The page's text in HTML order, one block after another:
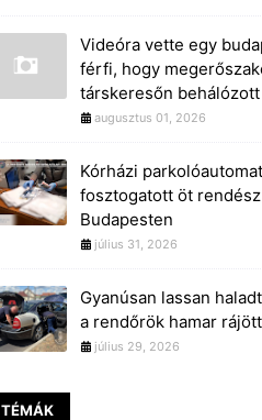
Videóra vette egy
férfi, hogy
társkeresőn
augusztus 01, 2026
Kórházi
fosztogatott öt rendész
Budapesten
július 31, 2026
Gyanúsan lassan
a rendőrök hamar
július 29, 2026
TÉMÁK